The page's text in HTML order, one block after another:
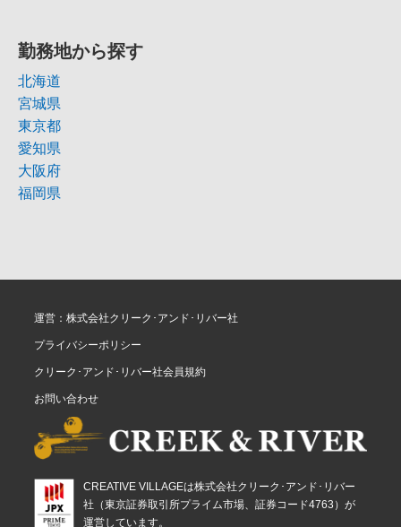
勤務地から探す
北海道
宮城県
東京都
愛知県
大阪府
福岡県
運営：株式会社クリーク･アンド･リバー社
プライバシーポリシー
クリーク･アンド･リバー社会員規約
お問い合わせ
CREATIVE VILLAGEは株式会社クリーク･アンド･リバー
社（東京証券取引所プライム市場、証券コード4763）が
運営しています。